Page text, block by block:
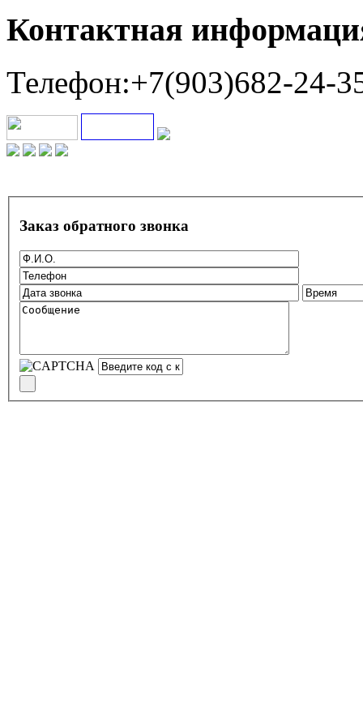
Контактная
Телефон:+7(903)682-24-
Заказ обратного звонка